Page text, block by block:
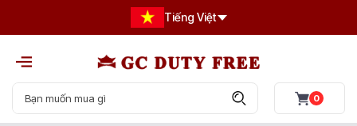
Tiếng Việt
0